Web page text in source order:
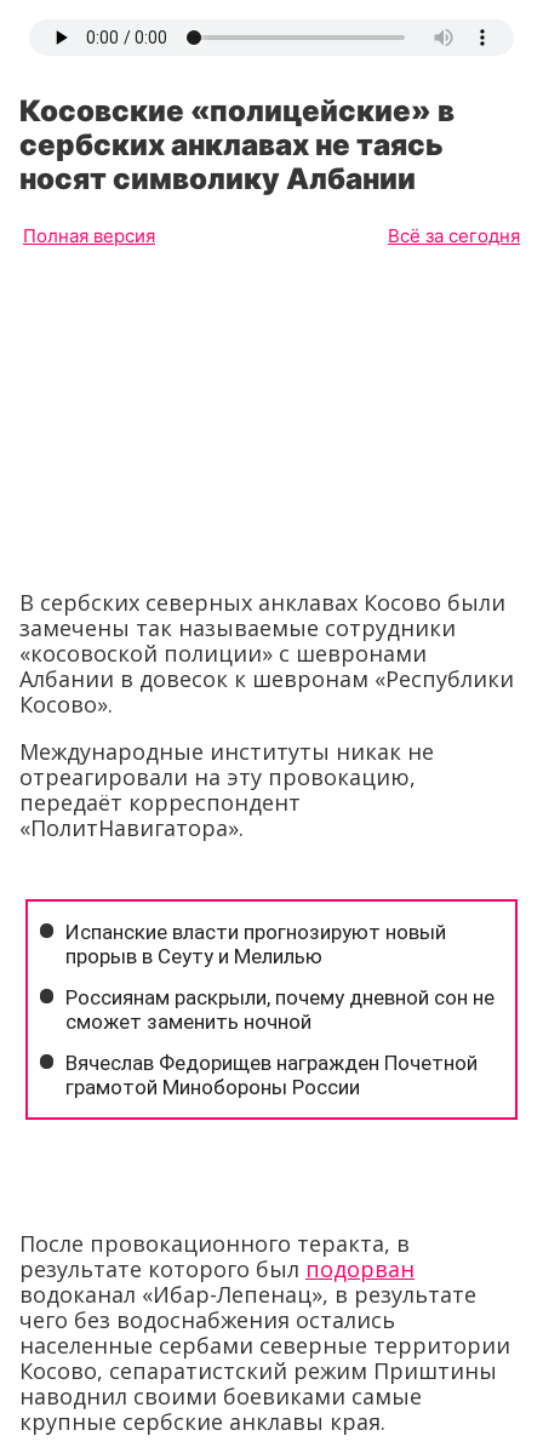
Косовские «полицейские» в
сербских анклавах не таясь
носят символику Албании
Полная версия Всё за сегодня
В сербских северных анклавах Косово были
замечены так называемые сотрудники
«косовоской полиции» с шевронами
Албании в довесок к шевронам «Республики
Косово».
Международные институты никак не
отреагировали на эту провокацию,
передаёт корреспондент
«ПолитНавигатора».
После провокационного теракта, в
результате которого был подорван
водоканал «Ибар-Лепенац», в результате
чего без водоснабжения остались
населенные сербами северные территории
Косово, сепаратистский режим Приштины
наводнил своими боевиками самые
крупные сербские анклавы края.